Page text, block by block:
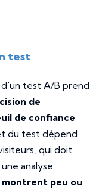
test
test A/B prend
de
de confiance
du test dépend
qui doit
analyse
peu ou